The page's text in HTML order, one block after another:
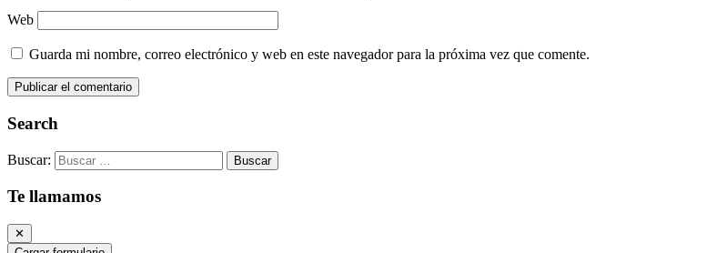
Web
Guarda mi nombre, correo electrónico y web en este navegador para la próxima vez que comente.
Search
Buscar:
Te llamamos
✕